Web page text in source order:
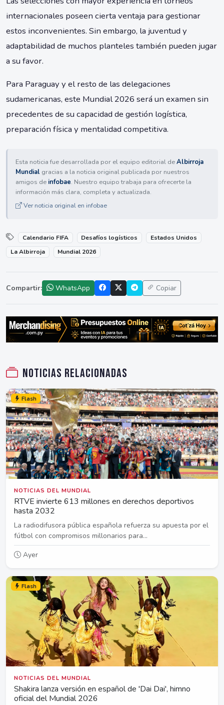
internacionales poseen cierta ventaja para gestionar
estos inconvenientes. Sin embargo, la juventud y
adaptabilidad de muchos planteles también pueden jugar
a su favor.
Para Paraguay y el resto de las delegaciones
sudamericanas, este Mundial 2026 será un examen sin
precedentes de su capacidad de gestión logística,
preparación física y mentalidad competitiva.
Esta noticia fue desarrollada por el equipo editorial deAlbirroja
Mundial gracias a la noticia original publicada por nuestros
amigos de infobae. Nuestro equipo trabaja para ofrecerte la
información más clara, completa y actualizada.
Ver noticia original en infobae
Calendario FIFA Desafíos logísticos
Estados Unidos
La Albirroja
Mundial 2026
Compartir: WhatsApp Copiar
Noticias relacionadas
Flash
NOTICIAS DEL MUNDIAL
RTVE invierte 613 millones en derechos deportivos
hasta 2032
La radiodifusora pública española refuerza su apuesta por el
fútbol con compromisos millonarios para...
Ayer
Flash
NOTICIAS DEL MUNDIAL
Shakira lanza versión en español de 'Dai Dai', himno
oficial del Mundial 2026